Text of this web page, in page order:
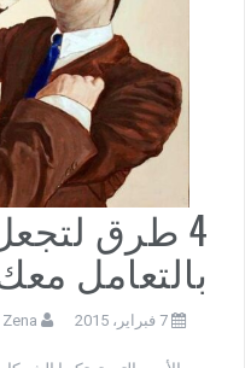
4 طرق
بالتعامل
7 فبراير، 2015 Zena